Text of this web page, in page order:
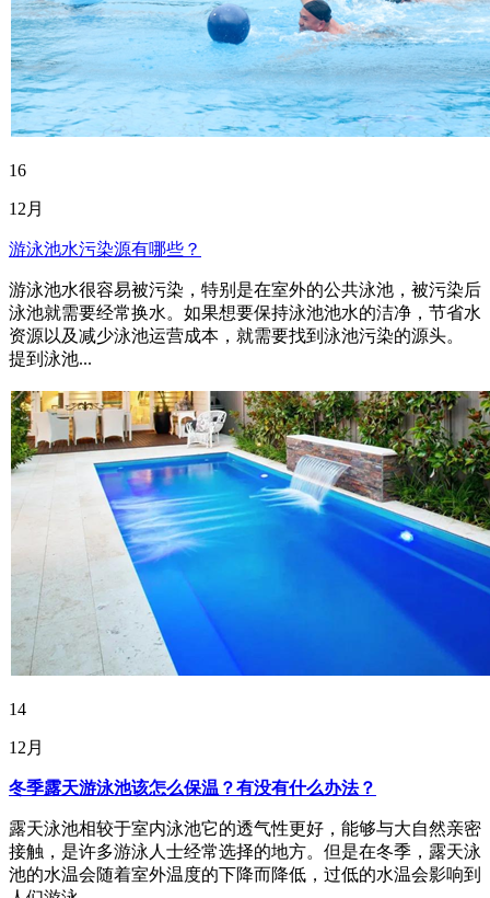
16
12月
游泳池水污染源有哪些？
游泳池水很容易被污染，特别是在室外的公共泳池，被污染后
泳池就需要经常换水。如果想要保持泳池池水的洁净，节省水
资源以及减少泳池运营成本，就需要找到泳池污染的源头。
提到泳池...
14
12月
冬季露天游泳池该怎么保温？有没有什么办法？
露天泳池相较于室内泳池它的透气性更好，能够与大自然亲密
接触，是许多游泳人士经常选择的地方。但是在冬季，露天泳
池的水温会随着室外温度的下降而降低，过低的水温会影响到